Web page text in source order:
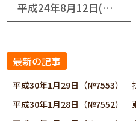
平成24年8月12日(No5715) 「個人力」より「チーム力」
最新の記事
平成30年1月29日（№7553）
平成30年1月28日（№7552）